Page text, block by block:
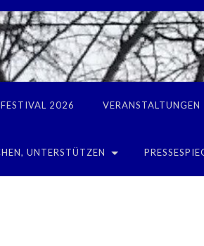
2026 VERANSTALTUNGEN
UNTERSTÜTZEN